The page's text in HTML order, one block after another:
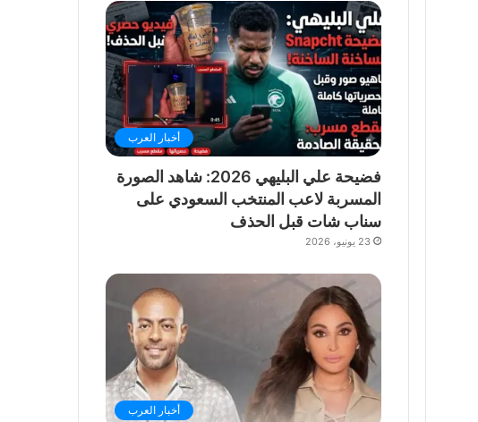
أخبار العرب
فضيحة علي البليهي 2026: شاهد الصورة
المسربة لاعب المنتخب السعودي على
سناب شات قبل الحذف
23 يونيو، 2026
أخبار العرب